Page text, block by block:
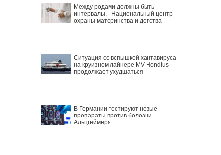
Между родами должны быть
интервалы, - Национальный центр
охраны материнства и детства
Ситуация со вспышкой хантавируса
на круизном лайнере MV Hondius
продолжает ухудшаться
В Германии тестируют новые
препараты против болезни
Альцгеймера